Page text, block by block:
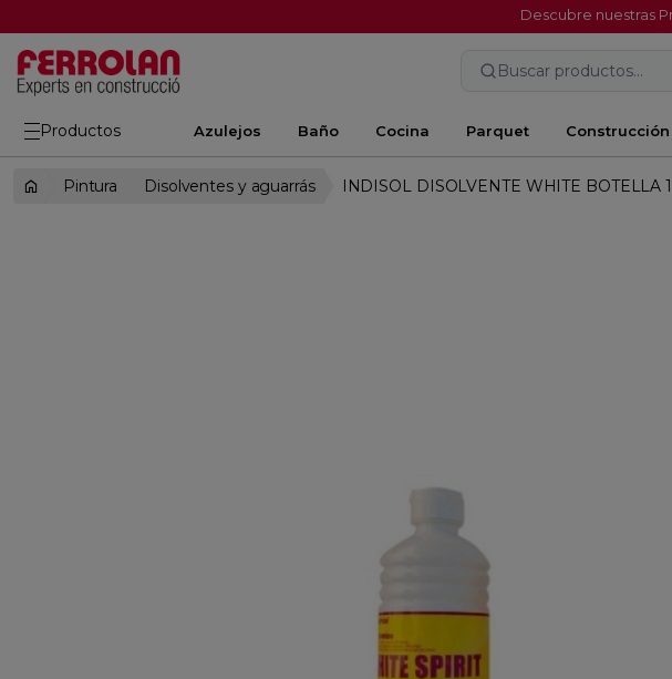
Descubre nuestras
Buscar productos...
Productos Azulejos Baño Cocina Parquet Construcción
Pintura Disolventes y aguarrás INDISOL DISOLVENTE WHITE BOTELLA